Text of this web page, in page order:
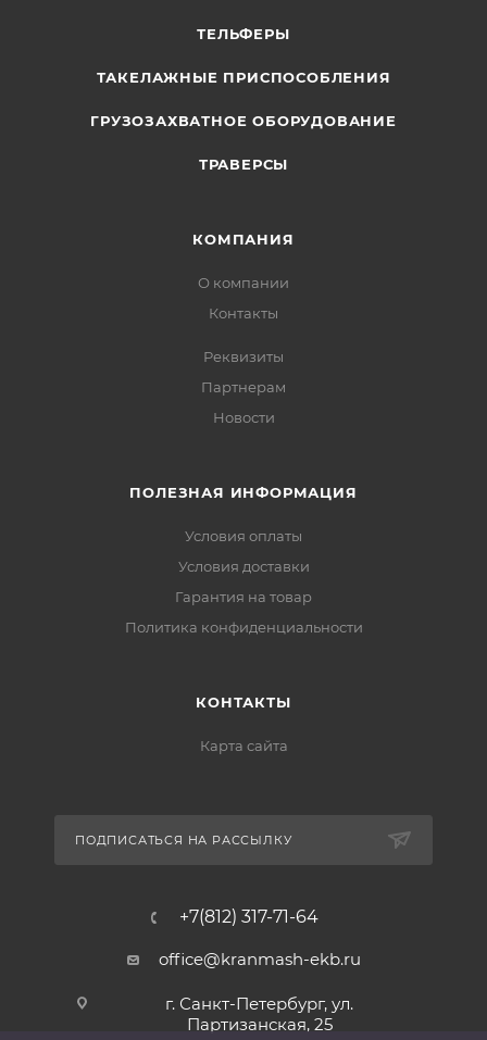
ТЕЛЬФЕРЫ
ТАКЕЛАЖНЫЕ ПРИСПОСОБЛЕНИЯ
ГРУЗОЗАХВАТНОЕ ОБОРУДОВАНИЕ
ТРАВЕРСЫ
КОМПАНИЯ
О компании
Контакты
Реквизиты
Партнерам
Новости
ПОЛЕЗНАЯ ИНФОРМАЦИЯ
Условия оплаты
Условия доставки
Гарантия на товар
Политика конфиденциальности
КОНТАКТЫ
Карта сайта
ПОДПИСАТЬСЯ НА РАССЫЛКУ
+7(812) 317-71-64
office@kranmash-ekb.ru
г. Санкт-Петербург, ул.
Партизанская, 25